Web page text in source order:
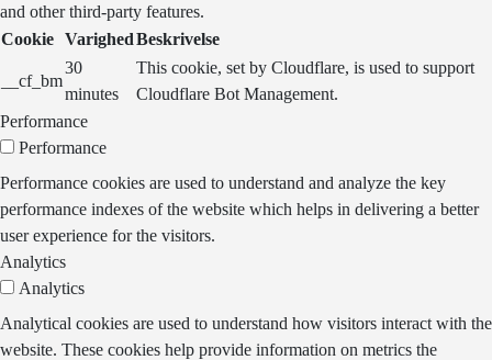
and other third-party features.
Cookie VarighedBeskrivelse
__cf_bm
30
minutes
This cookie, set by Cloudflare, is used to support
Cloudflare Bot Management.
Performance
Performance
Performance cookies are used to understand and analyze the key
performance indexes of the website which helps in delivering a better
user experience for the visitors.
Analytics
Analytics
Analytical cookies are used to understand how visitors interact with the
website. These cookies help provide information on metrics the